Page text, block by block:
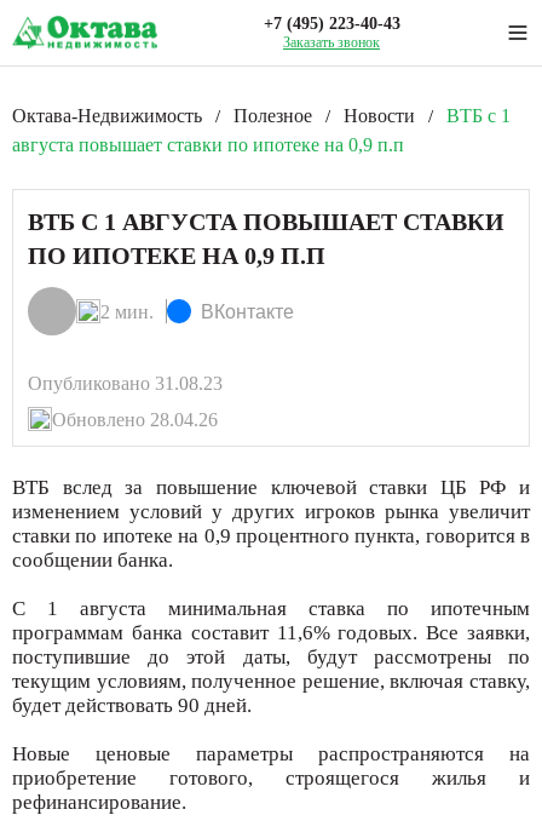
+7 (495) 223-40-43
Заказать звонок
Октава-Недвижимость / Полезное / Новости /
ВТБ с 1
августа повышает ставки по ипотеке на 0,9 п.п
ВТБ С 1 АВГУСТА ПОВЫШАЕТ СТАВКИ
ПО ИПОТЕКЕ НА 0,9 П.П
2 мин. ВКонтакте
Опубликовано 31.08.23
Обновлено 28.04.26
ВТБ вслед за повышение ключевой ставки ЦБ РФ и
изменением условий у других игроков рынка увеличит
ставки по ипотеке на 0,9 процентного пункта, говорится в
сообщении банка.
С 1 августа минимальная ставка по ипотечным
программам банка составит 11,6% годовых. Все заявки,
поступившие до этой даты, будут рассмотрены по
текущим условиям, полученное решение, включая ставку,
будет действовать 90 дней.
Новые ценовые параметры распространяются на
приобретение готового, строящегося жилья и
рефинансирование.